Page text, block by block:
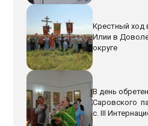
Крестный ход
Илии в
округе
В день
Саровского
с. III